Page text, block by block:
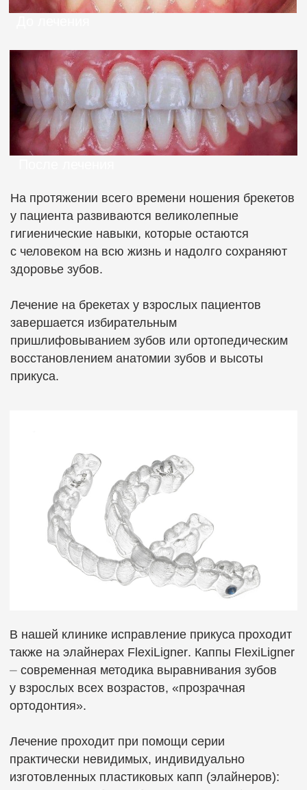
Лечение проходит при помощи серии
практически невидимых, индивидуально
для аллергиков), нет зубных камней, удобная
гигиена ⏤ на время чистки зубов каппа легко
снимается. Проще содержать зубы в идеальной
чистоте.
Вы носите прозрачные каппы на зубах
по графику, меняя их на новые. Каждая
последующая каппа «правильнее» настоящих
зубов на 1 шаг. Вы надеваете новую каппу - зубы
элайнера на новый до идеального результата.
Или позвоните по телефону:
Записаться
на консультацию
Оставьте заявку на консультацию.
Мы свяжемся с вами для уточнения
деталей и запишем на прием.
Соглашаюсь сполитикой обработки персональных данных
Отправить заявку
г. Курск, ул. Добролюбова, д.16
сб: 9:00-19:00
+7 910 310 8000